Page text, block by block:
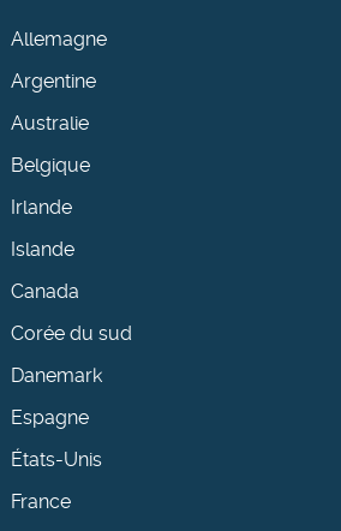
Allemagne
Argentine
Australie
Belgique
Irlande
Islande
Canada
Corée du sud
Danemark
Espagne
États-Unis
France